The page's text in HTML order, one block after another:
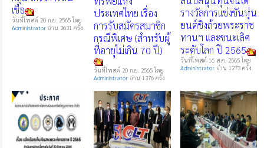
เชื่อ
วันที่โพสต์ 20 ก.ย. 2565 โดย
Administrator อ่าน 3631 ครั้ง
ประเทศไทย เรื่อง
การรับสมัครสมาชิก
กรณีพิเศษ (สำหรับผู้
ที่อายุไม่เกิน 70 ปี)
วันที่โพสต์ 20 ก.ย. 2565 โดย
Administrator อ่าน 1376 ครั้ง
รางวัลการแข่งขันหุ่น
ยนต์ชิงถ้วยพระราช
ทานฯ และชนะเลิศ
ระดับโลก ปี 2565
วันที่โพสต์ 16 ส.ค. 2565 โดย
Administrator อ่าน 1273 ครั้ง